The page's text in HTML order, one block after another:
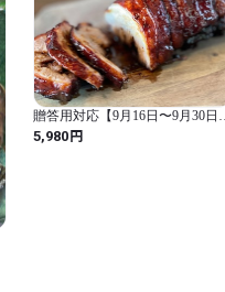
贈答用対応【9月16日〜9月30日発
送】スライス500g
5,980円